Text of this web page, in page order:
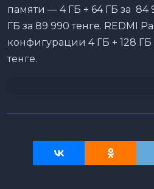
памяти — 4 ГБ + 64 ГБ за 84
ГБ за 89 990 тенге. REDMI
конфигурации 4 ГБ + 128
тенге.